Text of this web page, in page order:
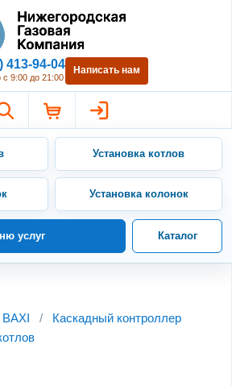
Нижегородская Газовая
413-94-04
9:00 до 21:00
Написать нам
Установка котлов
Установка колонок
услуг Каталог
BAXI /
Каскадный контроллер